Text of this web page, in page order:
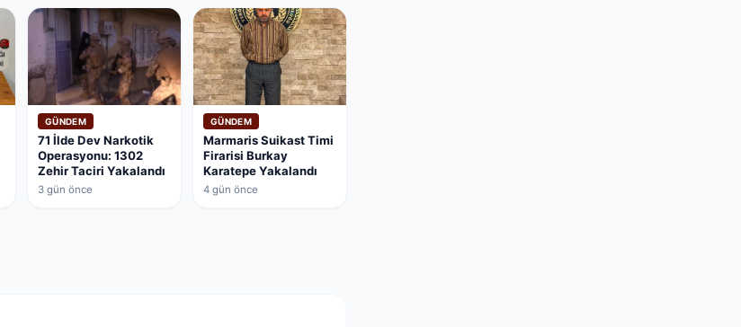
GÜNDEM
71 İlde Dev Narkotik
Operasyonu: 1302
Zehir Taciri Yakalandı
3 gün önce
GÜNDEM
Marmaris Suikast Timi
Firarisi Burkay
Karatepe Yakalandı
4 gün önce